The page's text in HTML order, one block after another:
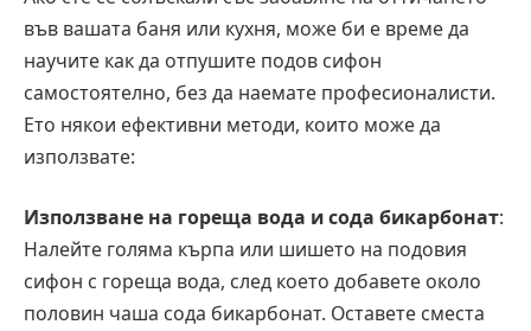
във вашата баня или кухня, може би е време да
научите как да отпушите подов сифон
самостоятелно, без да наемате професионалисти.
Ето някои ефективни методи, които може да
използвате:
Използване на гореща вода и сода бикарбонат:
Налейте голяма кърпа или шишето на подовия
сифон с гореща вода, след което добавете около
половин чаша сода бикарбонат. Оставете сместа